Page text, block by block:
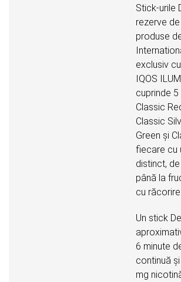
Stick-urile
rezerve
produse
exclusiv
IQOS
cuprinde
Classic
Classic
Green și
fiecare cu
distinct,
până la
cu
Un stick
6 minute
continuă
mg